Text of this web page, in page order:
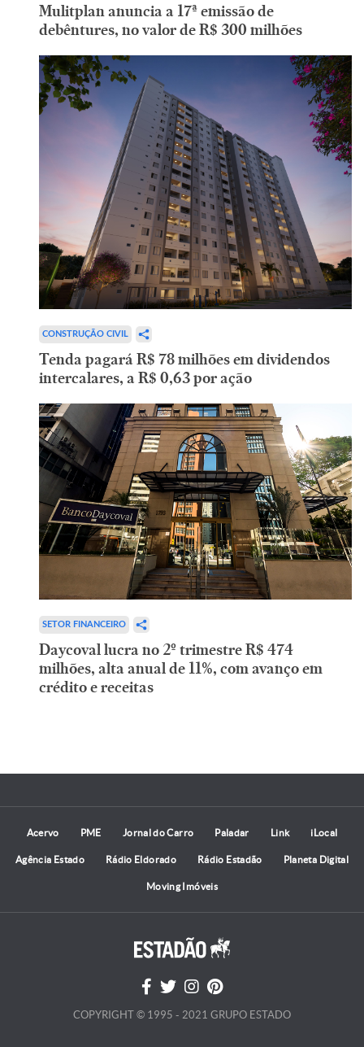
Mulitplan anuncia a 17ª emissão de
debêntures, no valor de R$ 300 milhões
CONSTRUÇÃO CIVIL
Tenda pagará R$ 78 milhões em dividendos
intercalares, a R$ 0,63 por ação
SETOR FINANCEIRO
Daycoval lucra no 2º trimestre R$ 474
milhões, alta anual de 11%, com avanço em
crédito e receitas
Acervo PME Jornal do Carro Paladar Link iLocal
Agência Estado Rádio Eldorado Rádio Estadão Planeta Digital
Moving Imóveis
COPYRIGHT © 1995 - 2021 GRUPO ESTADO